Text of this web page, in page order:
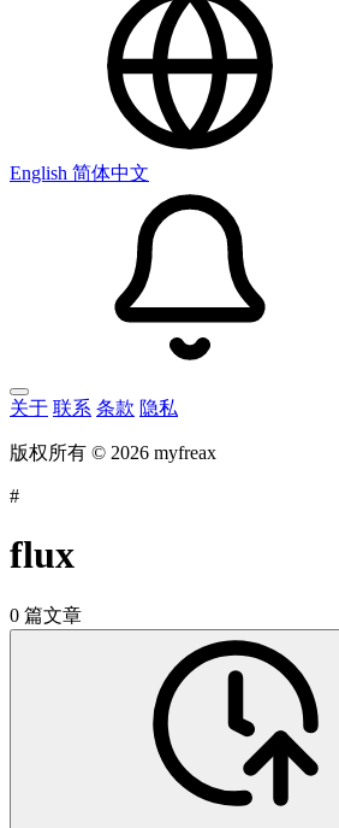
English 简体中文
关于 联系 条款 隐私
版权所有 © 2026 myfreax
#
flux
0 篇文章